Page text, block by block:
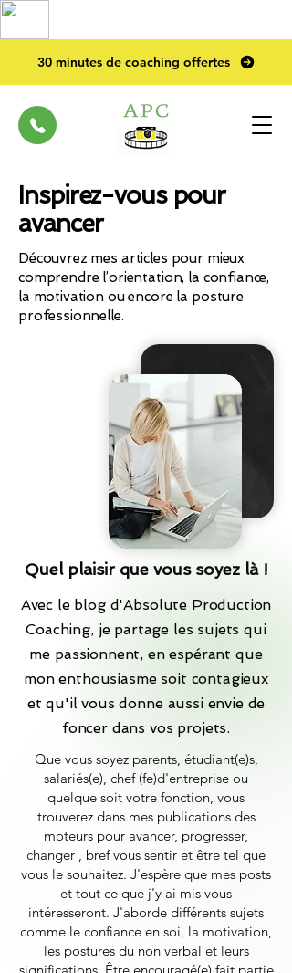
30 minutes de coaching offertes
Inspirez-vous pour
avancer
Découvrez mes articles pour mieux
comprendre l’orientation, la confiance,
la motivation ou encore la posture
professionnelle.
Quel plaisir que vous soyez là !
Avec le blog d'Absolute Production
Coaching, je partage les sujets qui
me passionnent, en espérant que
mon enthousiasme soit contagieux
et qu'il vous donne aussi envie de
foncer dans vos projets.
Que vous soyez parents, étudiant(e)s,
salariés(e), chef (fe)d'entreprise ou
quelque soit votre fonction, vous
trouverez dans mes publications des
moteurs pour avancer, progresser,
changer , bref vous sentir et être tel que
vous le souhaitez. J'espère que mes posts
et tout ce que j'y ai mis vous
intéresseront. J'aborde différents sujets
comme le confiance en soi, la motivation,
les postures du non verbal et leurs